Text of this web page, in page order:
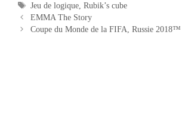
Étiquettes
Jeu de logique,Rubik’s cube
Navigation
des
EMMA The Story
Coupe du Monde de la FIFA, Russie 2018™